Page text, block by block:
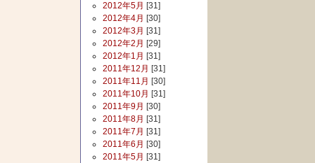
2012年5月 [31]
2012年4月 [30]
2012年3月 [31]
2012年2月 [29]
2012年1月 [31]
2011年12月 [31]
2011年11月 [30]
2011年10月 [31]
2011年9月 [30]
2011年8月 [31]
2011年7月 [31]
2011年6月 [30]
2011年5月 [31]